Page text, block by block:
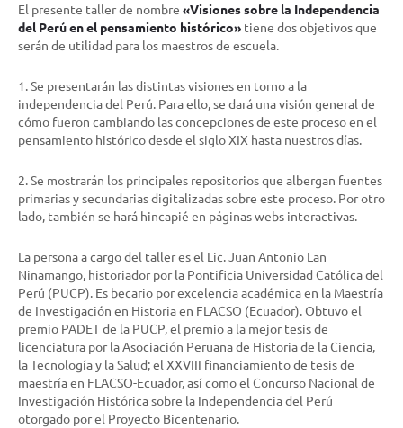
El presente taller de nombre «Visiones sobre la Independencia
del Perú en el pensamiento histórico» tiene dos objetivos que
serán de utilidad para los maestros de escuela.
1. Se presentarán las distintas visiones en torno a la
independencia del Perú. Para ello, se dará una visión general de
cómo fueron cambiando las concepciones de este proceso en el
pensamiento histórico desde el siglo XIX hasta nuestros días.
2. Se mostrarán los principales repositorios que albergan fuentes
primarias y secundarias digitalizadas sobre este proceso. Por otro
lado, también se hará hincapié en páginas webs interactivas.
La persona a cargo del taller es el Lic. Juan Antonio Lan
Ninamango, historiador por la Pontificia Universidad Católica del
Perú (PUCP). Es becario por excelencia académica en la Maestría
de Investigación en Historia en FLACSO (Ecuador). Obtuvo el
premio PADET de la PUCP, el premio a la mejor tesis de
licenciatura por la Asociación Peruana de Historia de la Ciencia,
la Tecnología y la Salud; el XXVIII financiamiento de tesis de
maestría en FLACSO-Ecuador, así como el Concurso Nacional de
Investigación Histórica sobre la Independencia del Perú
otorgado por el Proyecto Bicentenario.